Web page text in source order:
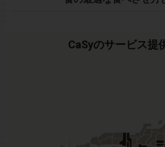
CaSyのサービス提